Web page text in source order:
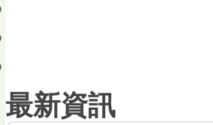
最新資訊